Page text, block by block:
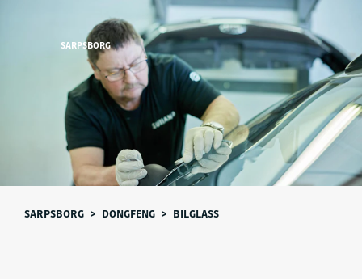
SARPSBORG
SARPSBORG > DONGFENG > BILGLASS